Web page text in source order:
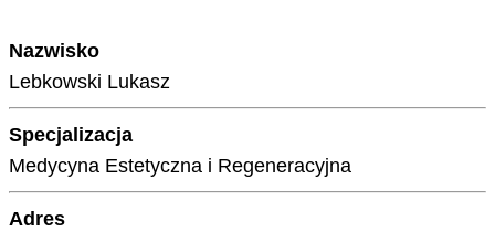
Nazwisko
Lebkowski Lukasz
Specjalizacja
Medycyna Estetyczna i Regeneracyjna
Adres